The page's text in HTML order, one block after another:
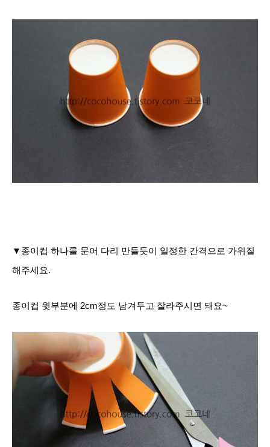
▼종이컵 하나를 문어 다리 만들듯이 일정한 간격으로 가위질
해주세요.
종이컵 윗부분에 2cm정도 남겨두고 잘라주시면 돼요~